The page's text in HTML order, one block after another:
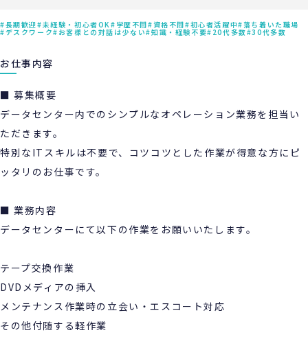
長期歓迎 未経験・初心者OK 学歴不問 資格不問 初心者活躍中 落ち着いた職場
デスクワーク お客様との対話は少ない 知識・経験不要 20代多数 30代多数
お仕事内容
■ 募集概要
データセンター内でのシンプルなオペレーション業務を担当い
ただきます。
特別なITスキルは不要で、コツコツとした作業が得意な方にピ
ッタリのお仕事です。
■ 業務内容
データセンターにて以下の作業をお願いいたします。
テープ交換作業
DVDメディアの挿入
メンテナンス作業時の立会い・エスコート対応
その他付随する軽作業